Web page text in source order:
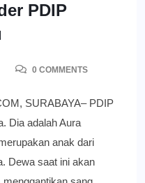
PDIP
0 COMMENTS
SURABAYA– PDIP
Dia adalah Aura
anak dari
Dewa saat ini akan